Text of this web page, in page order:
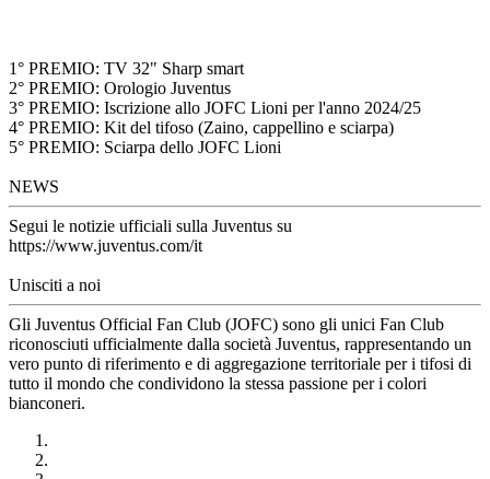
1° PREMIO: TV 32" Sharp smart
2° PREMIO: Orologio Juventus
3° PREMIO: Iscrizione allo JOFC Lioni per l'anno 2024/25
4° PREMIO: Kit del tifoso (Zaino, cappellino e sciarpa)
5° PREMIO: Sciarpa dello JOFC Lioni
NEWS
Segui le notizie ufficiali sulla Juventus su
https://www.juventus.com/it
Unisciti a noi
Gli Juventus Official Fan Club (JOFC) sono gli unici Fan Club
riconosciuti ufficialmente dalla società Juventus, rappresentando un
vero punto di riferimento e di aggregazione territoriale per i tifosi di
tutto il mondo che condividono la stessa passione per i colori
bianconeri.